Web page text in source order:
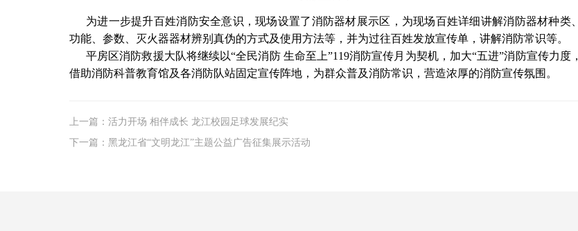
为进一步提升百姓消防安全意识，现场设置了消防器材展示区，为现场百姓详细讲解消防器材种类、
功能、参数、灭火器器材辨别真伪的方式及使用方法等，并为过往百姓发放宣传单，讲解消防常识等。
平房区消防救援大队将继续以“全民消防 生命至上”119消防宣传月为契机，加大“五进”消防宣传力度，
借助消防科普教育馆及各消防队站固定宣传阵地，为群众普及消防常识，营造浓厚的消防宣传氛围。
上一篇：活力开场 相伴成长 龙江校园足球发展纪实
下一篇：黑龙江省“文明龙江”主题公益广告征集展示活动